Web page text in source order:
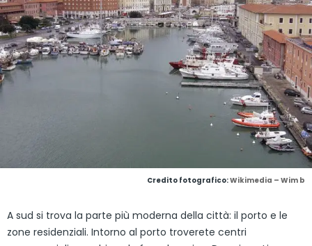
Credito fotografico:Wikimedia – Wim b
A sud si trova la parte più moderna della città: il porto e le
zone residenziali. Intorno al porto troverete centri